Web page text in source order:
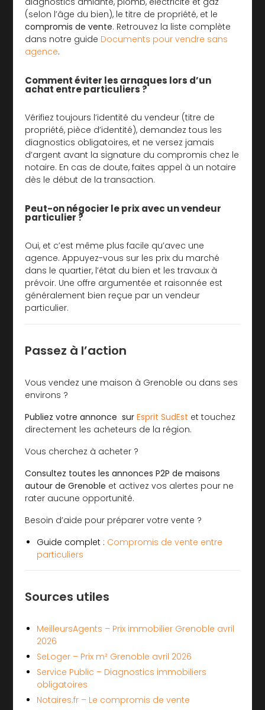
(selon l’âge du bien), le titre de propriété, et le
compromis de vente. Retrouvez la liste complète
dans notre guide Documents pour vendre sans
agence.
Comment éviter les arnaques lors d’un
achat entre particuliers ?
Vérifiez toujours l’identité du vendeur (titre de
propriété, pièce d’identité), demandez tous les
diagnostics obligatoires, et ne versez jamais
d’argent avant la signature du compromis chez le
notaire. En cas de doute, faites appel à un notaire
dès le début de la transaction.
Peut-on négocier le prix avec un vendeur
particulier ?
Oui, et c’est même plus facile qu’avec une
agence. Appuyez-vous sur les prix du marché
dans le quartier, l’état du bien et les travaux à
prévoir. Une offre argumentée et raisonnée est
généralement bien reçue par un vendeur
particulier.
Passez à l’action
Vous vendez une maison à Grenoble ou dans ses
environs ?
Publiez votre annonce sur Esprit SudEst et touchez
directement les acheteurs de la région.
Vous cherchez à acheter ?
Consultez toutes les annonces P2P de maisons
autour de Grenoble et activez vos alertes pour ne
rater aucune opportunité.
Besoin d’aide pour préparer votre vente ?
Guide complet : Compromis de vente entre
particuliers
Sources utiles
MeilleursAgents – Prix immobilier Grenoble avril
2026
SeLoger – Prix m² Grenoble avril 2026
Service Public – Diagnostics immobiliers
obligatoires
Notaires.fr – Le compromis de vente